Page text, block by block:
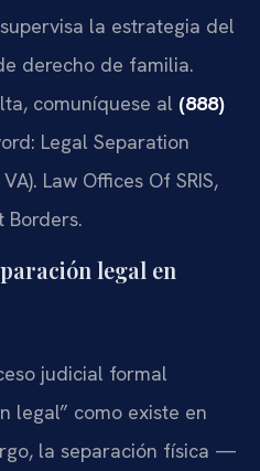
la estrategia del
derecho de familia.
comuníquese al (888)
Legal Separation
Law Offices Of SRIS,
Borders.
legal en
judicial formal
legal” como existe en
la separación física —